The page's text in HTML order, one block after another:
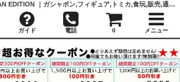
HGドラゴンボール02 SAIYAN EDITION ｜ガシャポン,フィギュア,トミカ,食玩,販売,通販,大阪,日本橋, 『Toy's Zero』 トイズゼロ
ガイド 電話 0 メニュー